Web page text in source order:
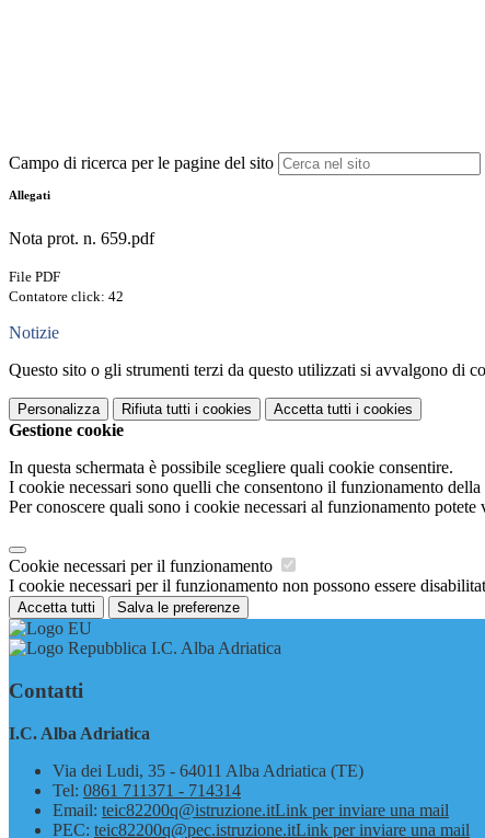
Campo di ricerca per le pagine del sito
Allegati
Nota prot. n. 659.pdf
File PDF
Contatore click: 42
Notizie
Questo sito o gli strumenti terzi da questo utilizzati si avvalgono di
Personalizza Rifiuta tutti i cookies Accetta tutti i cookies
Gestione cookie
In questa schermata è possibile scegliere quali cookie consentire.
I cookie necessari sono quelli che consentono il funzionamento
Per conoscere quali sono i cookie necessari al funzionamento potete
Cookie necessari per il funzionamento
I cookie necessari per il funzionamento non possono essere
Accetta tutti Salva le preferenze
I.C. Alba Adriatica
Contatti
I.C. Alba Adriatica
Via dei Ludi, 35 - 64011 Alba Adriatica (TE)
Tel: 0861 711371 - 714314
Email: teic82200q@istruzione.itLink per inviare una mail
PEC: teic82200q@pec.istruzione.itLink per inviare una mail